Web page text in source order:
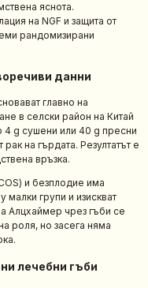
яснота.
на NGF и защита от
рандомизирани
данни
главно на
в селски район на Китай
4 g сушени или 40 g пресни
на гърдата. Резултатът е
връзка.
и безплодие има
малки групи и изискват
Алцхаймер чрез гъби се
роля, но засега няма
лечебни гъби